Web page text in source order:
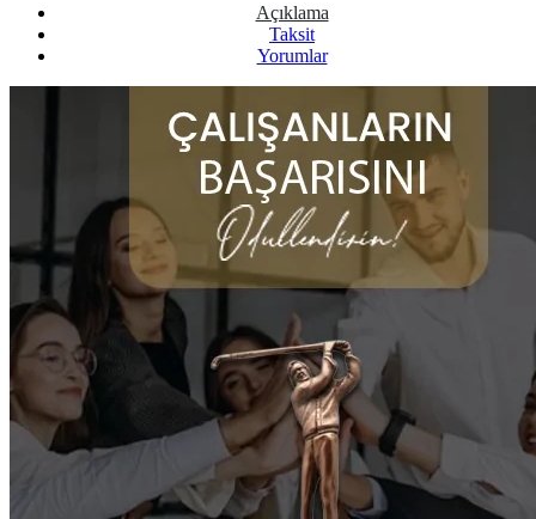
Açıklama
Taksit
Yorumlar